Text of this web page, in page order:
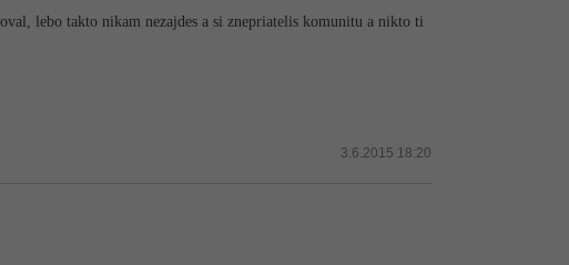
lebo takto nikam nezajdes a si znepriatelis komunitu a nikto ti
3.6.2015 18:20